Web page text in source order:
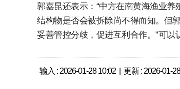
郭嘉昆还表示：“中方在南黄海渔业
结构物是否会被拆除尚不得而知。但
妥善管控分歧，促进互利合作。”可以
输入 : 2026-01-28 10:02 | 更新 : 2026-01-